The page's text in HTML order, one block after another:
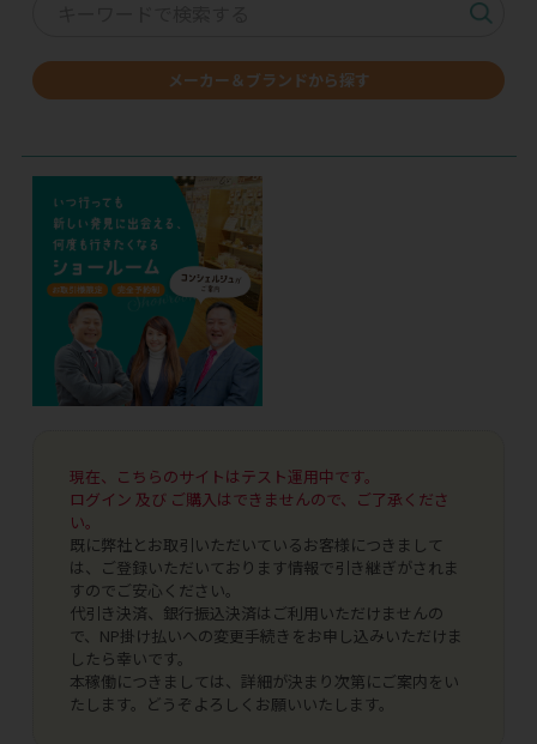
メーカー＆ブランドから探す
現在、こちらのサイトはテスト運用中です。
ログイン 及び ご購入はできませんので、ご了承くださ
い。
既に弊社とお取引いただいているお客様につきまして
は、ご登録いただいております情報で引き継ぎがされま
すのでご安心ください。
代引き決済、銀行振込決済はご利用いただけませんの
で、NP掛け払いへの変更手続きをお申し込みいただけま
したら幸いです。
本稼働につきましては、詳細が決まり次第にご案内をい
たします。どうぞよろしくお願いいたします。